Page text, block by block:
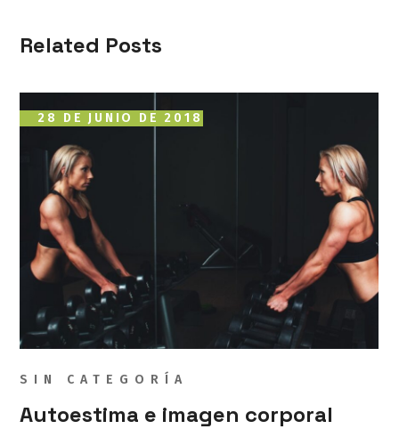
Related Posts
28 DE JUNIO DE 2018
SIN CATEGORÍA
Autoestima e imagen corporal